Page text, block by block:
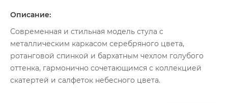
Описание:
Современная и стильная модель стула с
металлическим каркасом серебряного цвета,
ротанговой спинкой и бархатным чехлом голубого
оттенка, гармонично сочетающимся с коллекцией
скатертей и салфеток небесного цвета.